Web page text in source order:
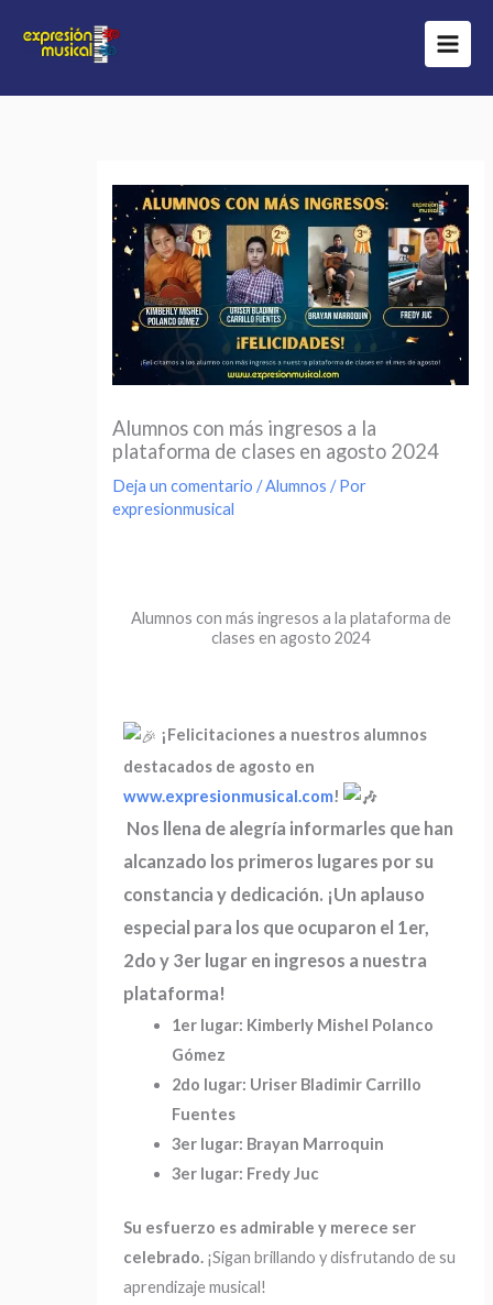
Alumnos con más ingresos a la
plataforma de clases en agosto 2024
Deja un comentario /Alumnos / Por
expresionmusical
Alumnos con más ingresos a la plataforma de
clases en agosto 2024
¡Felicitaciones a nuestros alumnos
destacados de agosto en
www.expresionmusical.com!
Nos llena de alegría informarles que han
alcanzado los primeros lugares por su
constancia y dedicación. ¡Un aplauso
especial para los que ocuparon el 1er,
2do y 3er lugar en ingresos a nuestra
plataforma!
1er lugar: Kimberly Mishel Polanco
Gómez
2do lugar: Uriser Bladimir Carrillo
Fuentes
3er lugar: Brayan Marroquin
3er lugar: Fredy Juc
Su esfuerzo es admirable y merece ser
celebrado. ¡Sigan brillando y disfrutando de su
aprendizaje musical!